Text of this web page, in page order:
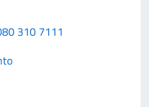
310 7111